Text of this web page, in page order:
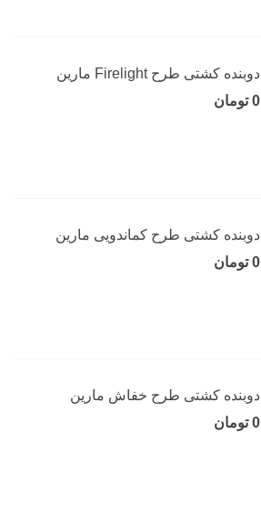
دوبنده کشتی طرح Firelight مارین
0 تومان
دوبنده کشتی طرح کماندویی مارین
0 تومان
دوبنده کشتی طرح خفاش مارین
0 تومان